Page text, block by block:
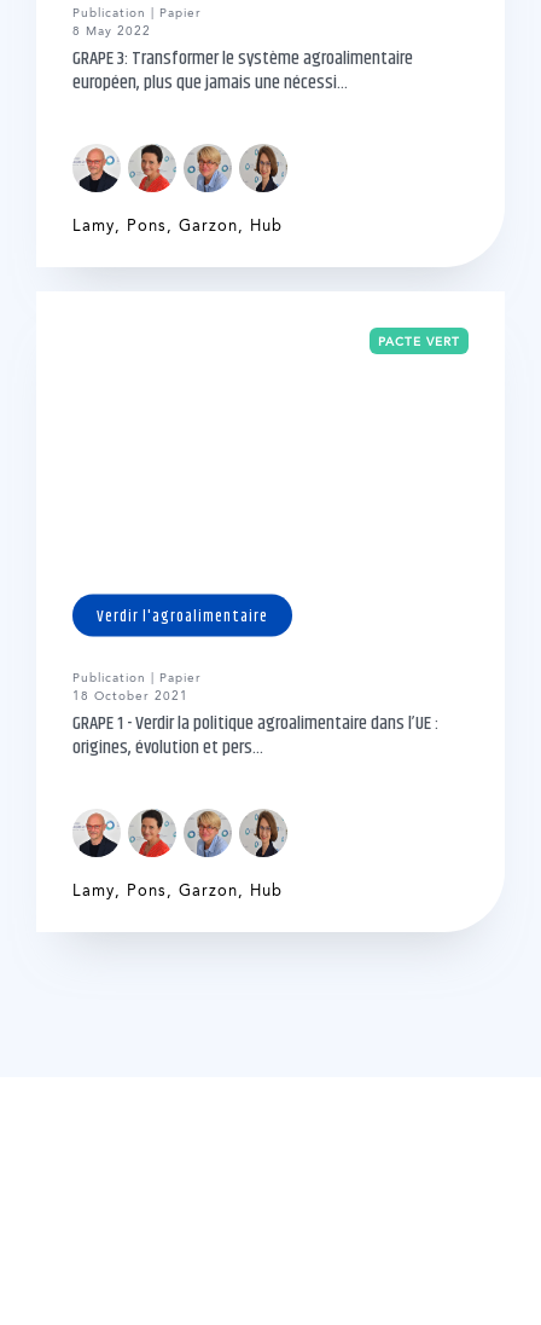
GRAPE 3: Transformer le système agroalimentaire
européen, plus que jamais une nécessi...
Publication | Papier
8 May 2022
Lamy Pons Garzon Hub
PACTE VERT
GRAPE 1 - Verdir la politique agroalimentaire dans l’UE :
origines, évolution et pers...
Verdir l'agroalimentaire
Publication | Papier
18 October 2021
Lamy, Pons , Garzon, Hub